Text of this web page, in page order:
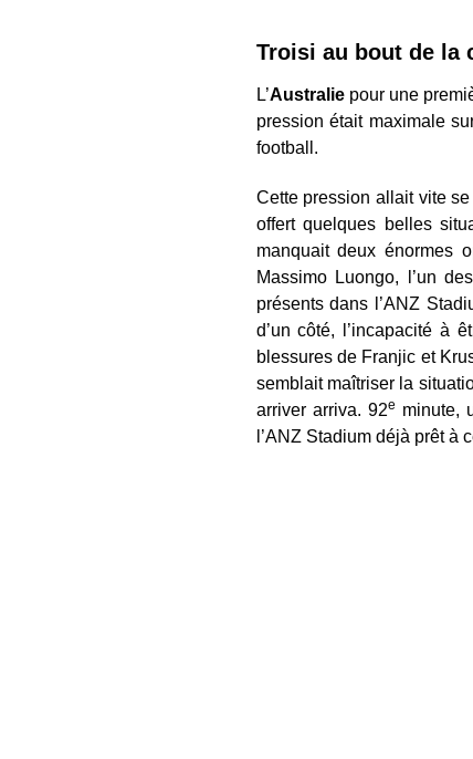
Troisi au bout de la
L’Australie pour une
pression était maximale
football.
Cette pression allait vite
offert quelques belles
manquait deux énormes
Massimo Luongo, l’un
présents dans l’ANZ
d’un côté, l’incapacité à
blessures de Franjic et
semblait maîtriser la
arriver arriva. 92e minute,
l’ANZ Stadium déjà prêt à